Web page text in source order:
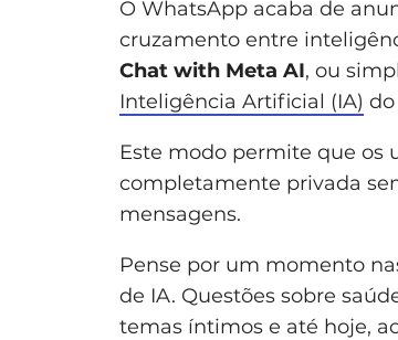
O WhatsApp acaba de
cruzamento entre
Chat with Meta AI, ou
Inteligência Artificial (IA)
Este modo permite que os
completamente privada
mensagens.
Pense por um momento
de IA. Questões sobre
temas íntimos e até hoje,